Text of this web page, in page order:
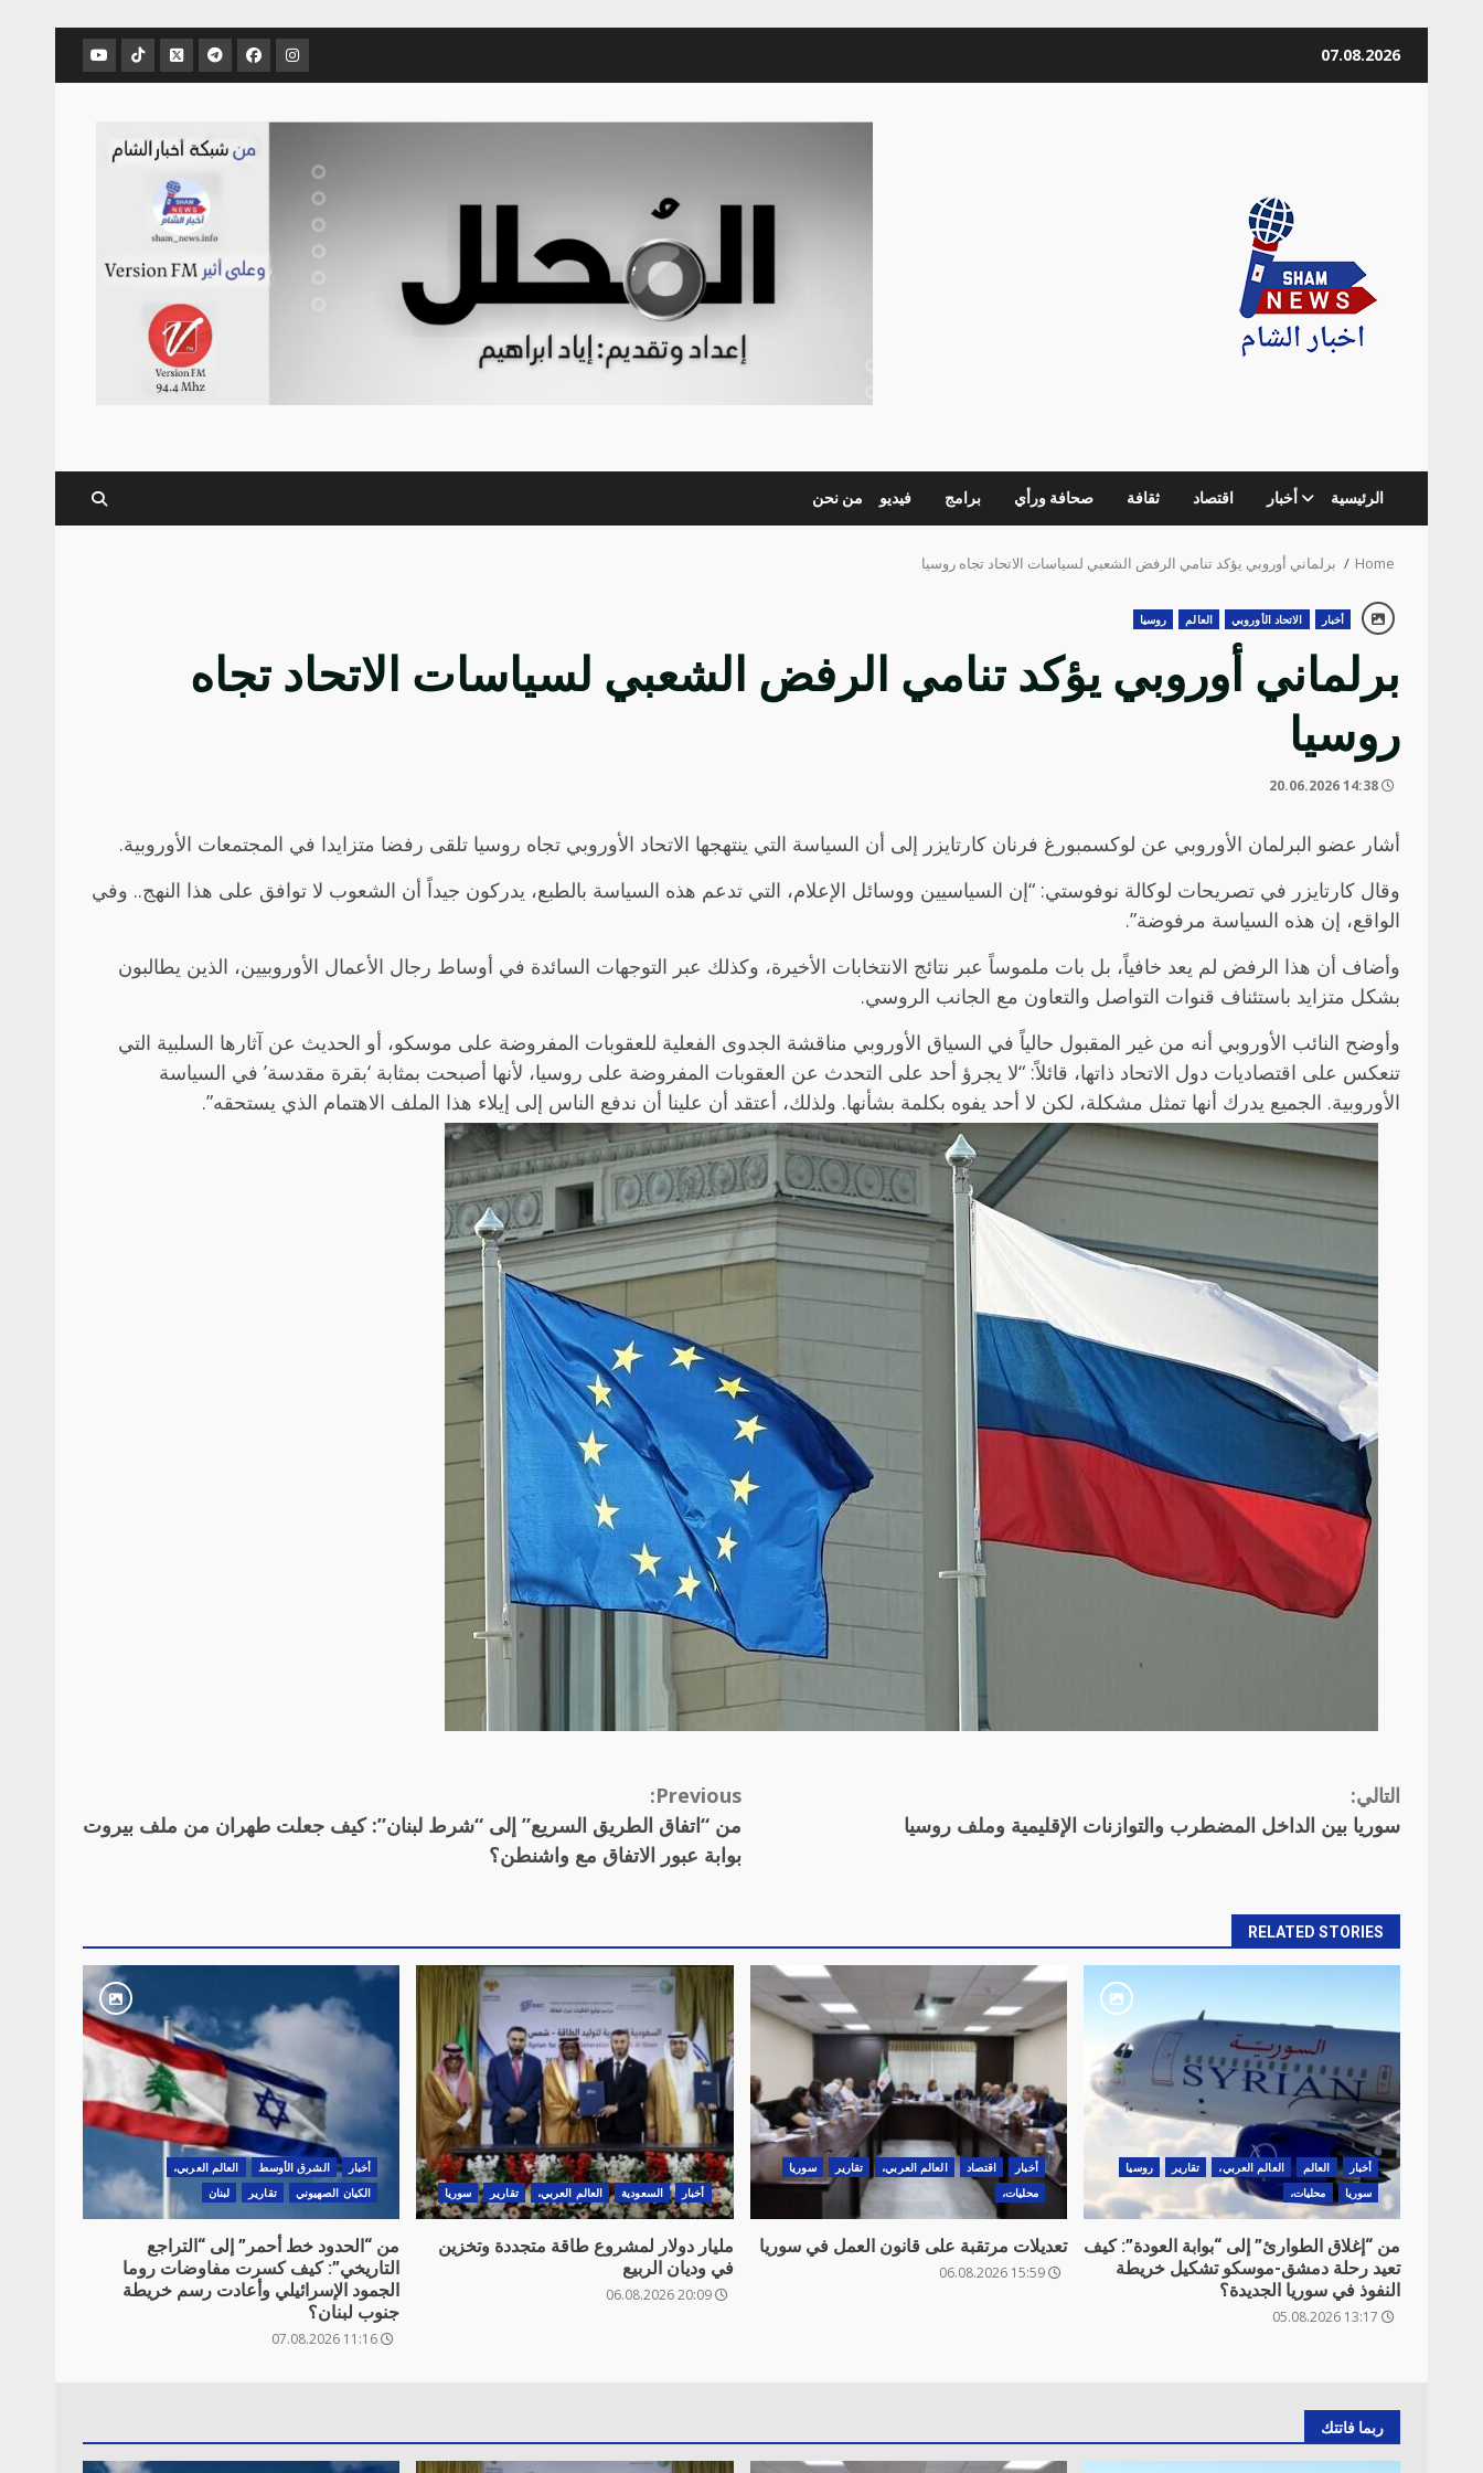
07.08.2026
عنصر
القائمة
عنصر
القائمة
عنصر
القائمة
عنصر
القائمة
عنصر
القائمة
عنصر
القائمة
Sham-news Info
الرئيسية أخبار اقتصاد ثقافة صحافة ورأي برامج فيديو من نحن
Home برلماني أوروبي يؤكد تنامي الرفض الشعبي لسياسات الاتحاد تجاه روسيا
أخبار الاتحاد الأوروبي العالم روسيا
برلماني أوروبي يؤكد تنامي الرفض الشعبي لسياسات الاتحاد تجاه
روسيا
أشار عضو البرلمان الأوروبي عن لوكسمبورغ فرنان كارتايزر إلى أن السياسة التي ينتهجها الاتحاد الأوروبي تجاه روسيا تلقى رفضا متزايدا في المجتمعات الأوروبية.
وقال كارتايزر في تصريحات لوكالة نوفوستي: “إن السياسيين ووسائل الإعلام، التي تدعم هذه السياسة بالطبع، يدركون جيداً أن الشعوب لا توافق على هذا النهج.. وفي
الواقع، إن هذه السياسة مرفوضة”.
وأضاف أن هذا الرفض لم يعد خافياً، بل بات ملموساً عبر نتائج الانتخابات الأخيرة، وكذلك عبر التوجهات السائدة في أوساط رجال الأعمال الأوروبيين، الذين يطالبون
بشكل متزايد باستئناف قنوات التواصل والتعاون مع الجانب الروسي.
وأوضح النائب الأوروبي أنه من غير المقبول حالياً في السياق الأوروبي مناقشة الجدوى الفعلية للعقوبات المفروضة على موسكو، أو الحديث عن آثارها السلبية التي
تنعكس على اقتصاديات دول الاتحاد ذاتها، قائلاً: “لا يجرؤ أحد على التحدث عن العقوبات المفروضة على روسيا، لأنها أصبحت بمثابة ‘بقرة مقدسة’ في السياسة
الأوروبية. الجميع يدرك أنها تمثل مشكلة، لكن لا أحد يفوه بكلمة بشأنها. ولذلك، أعتقد أن علينا أن ندفع الناس إلى إيلاء هذا الملف الاهتمام الذي يستحقه”.
Continue
Reading
Previous:
من “اتفاق الطريق السريع” إلى “شرط لبنان”: كيف جعلت طهران من ملف بيروت
بوابة عبور الاتفاق مع واشنطن؟
التالي:
سوريا بين الداخل المضطرب والتوازنات الإقليمية وملف روسيا
RELATED STORIES
أخبار الشرق الأوسط
العالم العربي،
الكيان الصهيوني
تقارير لبنان
من “الحدود خط أحمر” إلى “التراجع
التاريخي”: كيف كسرت مفاوضات روما
الجمود الإسرائيلي وأعادت رسم خريطة
جنوب لبنان؟
11:16 07.08.2026
أخبار السعودية العالم العربي، تقارير سوريا
مليار دولار لمشروع طاقة متجددة وتخزين
في وديان الربيع
20:09 06.08.2026
أخبار اقتصاد العالم العربي، تقارير
سوريا
محليات،
تعديلات مرتقبة على قانون العمل في سوريا
15:59 06.08.2026
أخبار العالم العالم العربي، تقارير
روسيا
سوريا
محليات،
من “إغلاق الطوارئ” إلى “بوابة العودة”: كيف
تعيد رحلة دمشق-موسكو تشكيل خريطة
النفوذ في سوريا الجديدة؟
ربما فاتتك